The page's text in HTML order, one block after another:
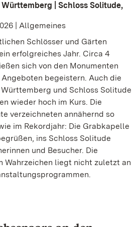
| Schloss Solitude,
| Allgemeines
Schlösser und Gärten
erfolgreiches Jahr. Circa 4
sich von den Monumenten
begeistern. Auch die
und Schloss Solitude
wieder hoch im Kurs. Die
verzeichneten annähernd so
im Rekordjahr: Die Grabkapelle
ins Schloss Solitude
und Besucher. Die
Wahrzeichen liegt nicht zuletzt an